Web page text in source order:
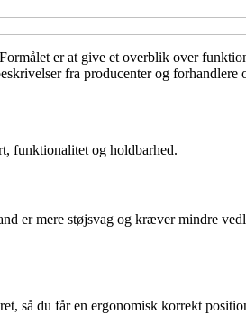
er at give et overblik over
fra producenter og
funktionalitet og holdbarhed.
er mere støjsvag og kræver mindre
så du får en ergonomisk korrekt